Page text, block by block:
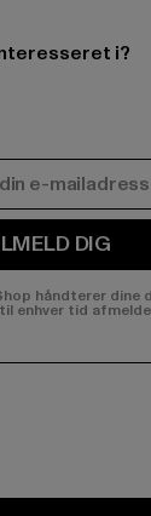
i?
DIG
håndterer dine
enhver tid
page: